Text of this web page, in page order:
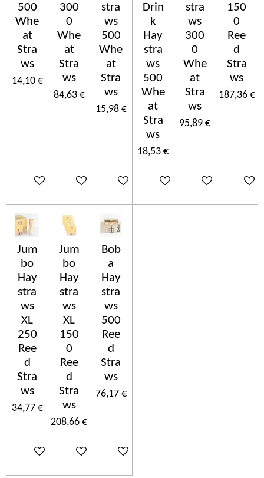
500
Whe
at
Stra
ws
14,10 €
Añadir al carrito
300
0
Whe
at
Stra
ws
84,63 €
Añadir al carrito
stra
ws
500
Whe
at
Stra
ws
15,98 €
Añadir al carrito
Drin
k
Hay
stra
ws
500
Whe
at
Stra
ws
18,53 €
Añadir al carrito
stra
ws
300
0
Whe
at
Stra
ws
95,89 €
Añadir al carrito
150
0
Ree
d
Stra
ws
187,36 €
Añadir
Jum
bo
Hay
stra
ws
XL
250
Ree
d
Stra
ws
34,77 €
Añadir al carrito
Jum
bo
Hay
stra
ws
XL
150
0
Ree
d
Stra
ws
208,66 €
Añadir al carrito
Bob
a
Hay
stra
ws
500
Ree
d
Stra
ws
76,17 €
Añadir al carrito